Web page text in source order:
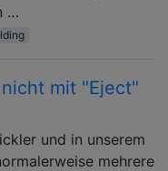
…
mit "Eject"
und in unserem
mehrere